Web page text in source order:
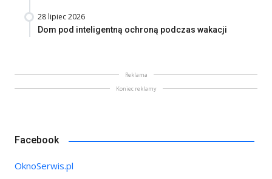
28 lipiec 2026
Dom pod inteligentną ochroną podczas wakacji
Reklama
Koniec reklamy
Facebook
OknoSerwis.pl